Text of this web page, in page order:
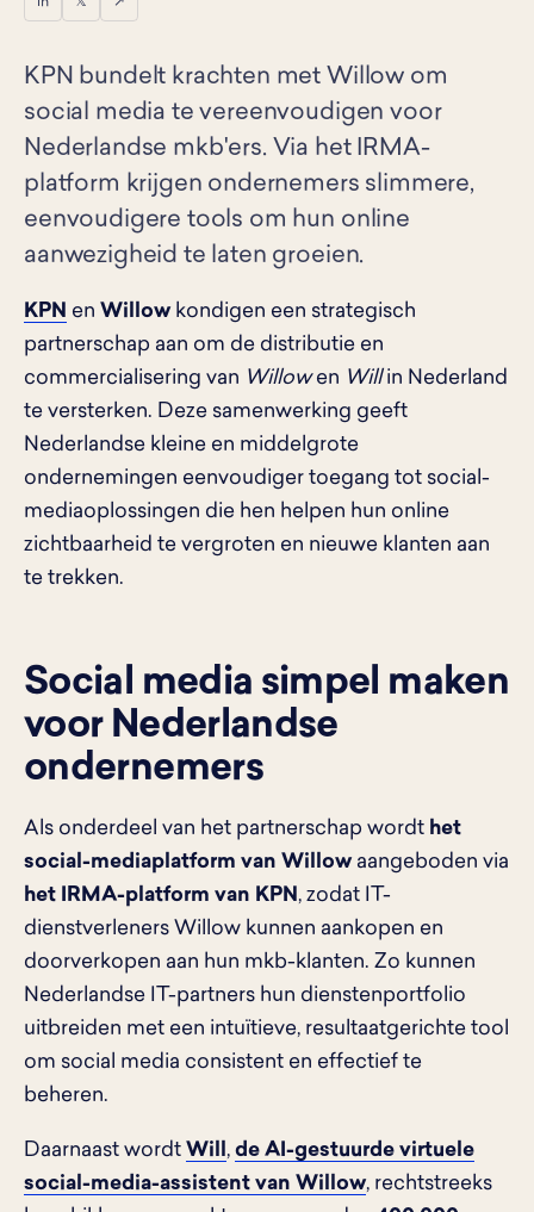
KPN bundelt krachten met Willow om
social media te vereenvoudigen voor
Nederlandse mkb'ers. Via het IRMA-
platform krijgen ondernemers slimmere,
eenvoudigere tools om hun online
aanwezigheid te laten groeien.
KPN en Willowkondigen een strategisch
partnerschap aan om de distributie en
commercialisering van Willowen Willin Nederland
te versterken. Deze samenwerking geeft
Nederlandse kleine en middelgrote
ondernemingen eenvoudiger toegang tot social-
mediaoplossingen die hen helpen hun online
zichtbaarheid te vergroten en nieuwe klanten aan
te trekken.
Social media simpel maken
voor Nederlandse
ondernemers
Als onderdeel van het partnerschap wordt het
social-mediaplatform van Willowaangeboden via
het IRMA-platform van KPN , zodat IT-
dienstverleners Willow kunnen aankopen en
doorverkopen aan hun mkb-klanten. Zo kunnen
Nederlandse IT-partners hun dienstenportfolio
uitbreiden met een intuïtieve, resultaatgerichte tool
om social media consistent en effectief te
beheren.
Daarnaast wordt Will , de AI-gestuurde virtuele
social-media-assistent van Willow, rechtstreeks